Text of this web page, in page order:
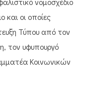
και οι οποίες
Τύπου από τον
τον υφυπουργό
Κοινωνικών